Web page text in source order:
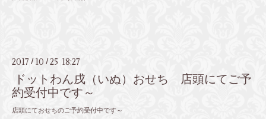
2017 / 10 / 25 18:27
ドットわん戌（いぬ）おせち 店頭にてご予
約受付中です～
店頭にておせちのご予約受付中です～